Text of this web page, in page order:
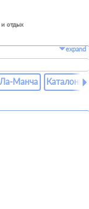
отдых
expand
Манча Каталония